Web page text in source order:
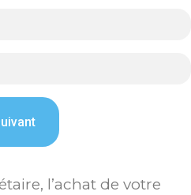
l’achat de votre